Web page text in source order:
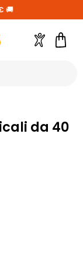
🚚
Account
da 40